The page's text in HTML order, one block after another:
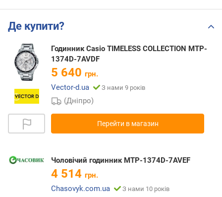
Де купити?
Годинник Casio TIMELESS COLLECTION MTP-
1374D-7AVDF
5 640 грн.
Vector-d.ua
З нами 9 років
(Дніпро)
Перейти в магазин
Чоловічий годинник MTP-1374D-7AVEF
4 514 грн.
Chasovyk.com.ua
З нами 10 років